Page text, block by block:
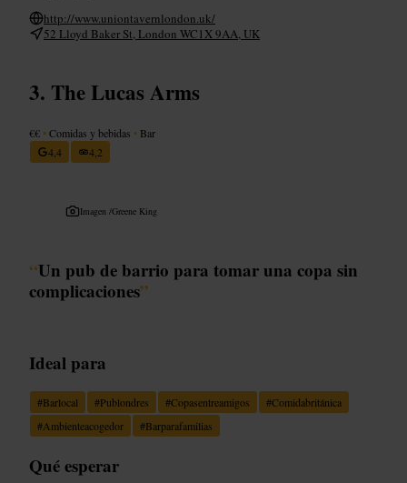
http://www.uniontavernlondon.uk/
52 Lloyd Baker St, London WC1X 9AA, UK
The Lucas Arms
€€ •Comidas y bebidas • Bar
4,4
4,2
Imagen /Greene King
“Un pub de barrio para tomar una copa sin
complicaciones”
Ideal para
#Barlocal #Publondres #Copasentreamigos #Comidabritánica
#Ambienteacogedor #Barparafamilias
Qué esperar